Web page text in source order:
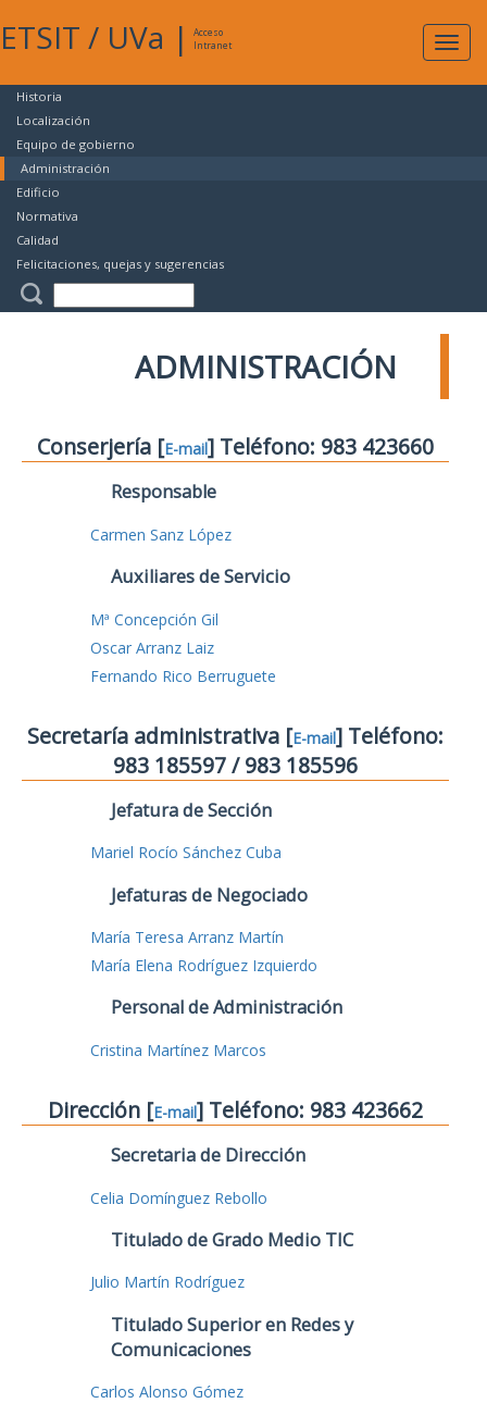
ETSIT / UVa |
Acceso
Intranet
Historia
Localización
Equipo de gobierno
Administración
Edificio
Normativa
Calidad
Felicitaciones, quejas y sugerencias
ADMINISTRACIÓN
Conserjería [E-mail] Teléfono: 983 423660
Responsable
Carmen Sanz López
Auxiliares de Servicio
Mª Concepción Gil
Oscar Arranz Laiz
Fernando Rico Berruguete
Secretaría administrativa [E-mail] Teléfono:
983 185597 / 983 185596
Jefatura de Sección
Mariel Rocío Sánchez Cuba
Jefaturas de Negociado
María Teresa Arranz Martín
María Elena Rodríguez Izquierdo
Personal de Administración
Cristina Martínez Marcos
Dirección [E-mail] Teléfono: 983 423662
Secretaria de Dirección
Celia Domínguez Rebollo
Titulado de Grado Medio TIC
Julio Martín Rodríguez
Titulado Superior en Redes y
Comunicaciones
Carlos Alonso Gómez